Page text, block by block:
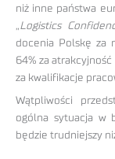
niż inne państwa
„Logistics
docenia Polskę za
64% za
za kwalifikacje
Wątpliwości
ogólna sytuacja w
będzie trudniejszy